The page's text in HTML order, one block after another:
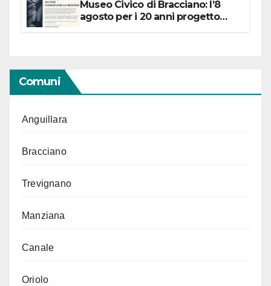
Museo Civico di Bracciano: l’8
agosto per i 20 anni progetto
Comuni
Anguillara
Bracciano
Trevignano
Manziana
Canale
Oriolo